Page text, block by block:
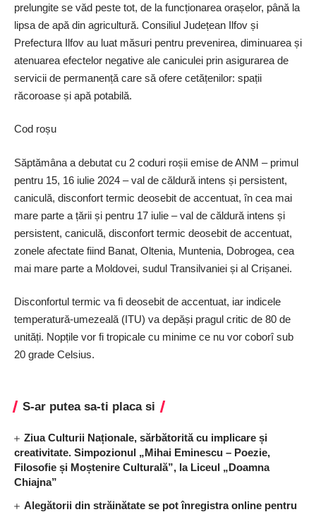
prelungite se văd peste tot, de la funcționarea orașelor, până la
lipsa de apă din agricultură. Consiliul Județean Ilfov și
Prefectura Ilfov au luat măsuri pentru prevenirea, diminuarea și
atenuarea efectelor negative ale caniculei prin asigurarea de
servicii de permanență care să ofere cetățenilor: spații
răcoroase și apă potabilă.
Cod roșu
Săptămâna a debutat cu 2 coduri roșii emise de ANM – primul
pentru 15, 16 iulie 2024 – val de căldură intens și persistent,
caniculă, disconfort termic deosebit de accentuat, în cea mai
mare parte a țării și pentru 17 iulie – val de căldură intens și
persistent, caniculă, disconfort termic deosebit de accentuat,
zonele afectate fiind Banat, Oltenia, Muntenia, Dobrogea, cea
mai mare parte a Moldovei, sudul Transilvaniei și al Crișanei.
Disconfortul termic va fi deosebit de accentuat, iar indicele
temperatură-umezeală (ITU) va depăși pragul critic de 80 de
unități. Nopțile vor fi tropicale cu minime ce nu vor coborî sub
20 grade Celsius.
S-ar putea sa-ti placa si
Ziua Culturii Naționale, sărbătorită cu implicare și
creativitate. Simpozionul „Mihai Eminescu – Poezie,
Filosofie și Moștenire Culturală”, la Liceul „Doamna
Chiajna”
Alegătorii din străinătate se pot înregistra online pentru